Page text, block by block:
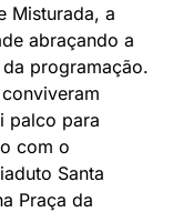
Misturada, a
abraçando a
programação.
palco para
com o
Santa
Praça da